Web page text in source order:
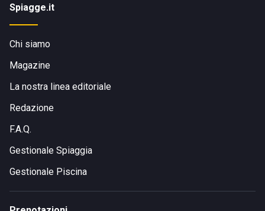
Spiagge.it
Chi siamo
Magazine
La nostra linea editoriale
Redazione
F.A.Q.
Gestionale Spiaggia
Gestionale Piscina